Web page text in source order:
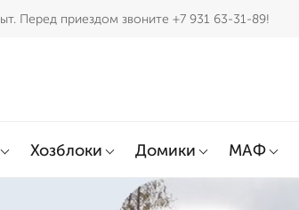
Перед приездом звоните +7 931 63-31-89!
Хозблоки Домики МАФ